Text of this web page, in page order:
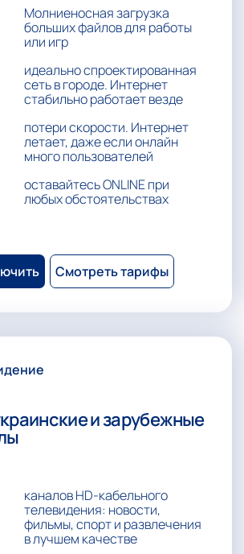
Молниеносная загрузка
больших файлов для работы
или игр
идеально спроектированная
сеть в городе. Интернет
стабильно работает везде
потери скорости. Интернет
летает, даже если онлайн
много пользователей
оставайтесь ONLINE при
любых обстоятельствах
Смотреть тарифы
и зарубежные
каналов HD-кабельного
телевидения: новости,
фильмы, спорт и развлечения
в лучшем качестве